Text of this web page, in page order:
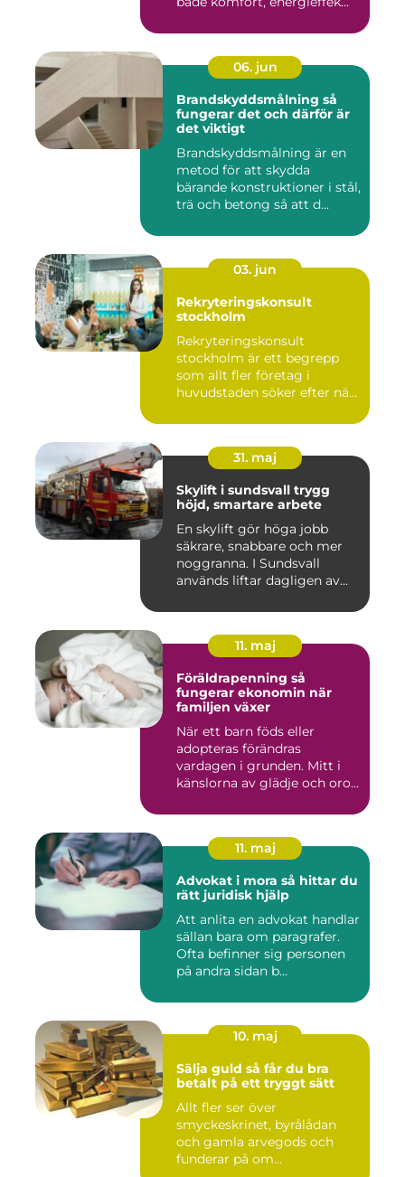
06. jun
Brandskyddsmålning så
fungerar det och därför är
det viktigt
Brandskyddsmålning är en
metod för att skydda
bärande konstruktioner i stål,
trä och betong så att d...
03. jun
Rekryteringskonsult
stockholm
Rekryteringskonsult
stockholm är ett begrepp
som allt fler företag i
huvudstaden söker efter när
31. maj
Skylift i sundsvall trygg
höjd, smartare arbete
En skylift gör höga jobb
säkrare, snabbare och mer
noggranna. I Sundsvall
används liftar dagligen av...
11. maj
Föräldrapenning så
fungerar ekonomin när
familjen växer
När ett barn föds eller
adopteras förändras
vardagen i grunden. Mitt i
känslorna av glädje och oro
11. maj
Advokat i mora så hittar du
rätt juridisk hjälp
Att anlita en advokat handlar
sällan bara om paragrafer.
Ofta befinner sig personen
på andra sidan b...
10. maj
Sälja guld så får du bra
betalt på ett tryggt sätt
Allt fler ser över
smyckeskrinet, byrålådan
och gamla arvegods och
funderar på om